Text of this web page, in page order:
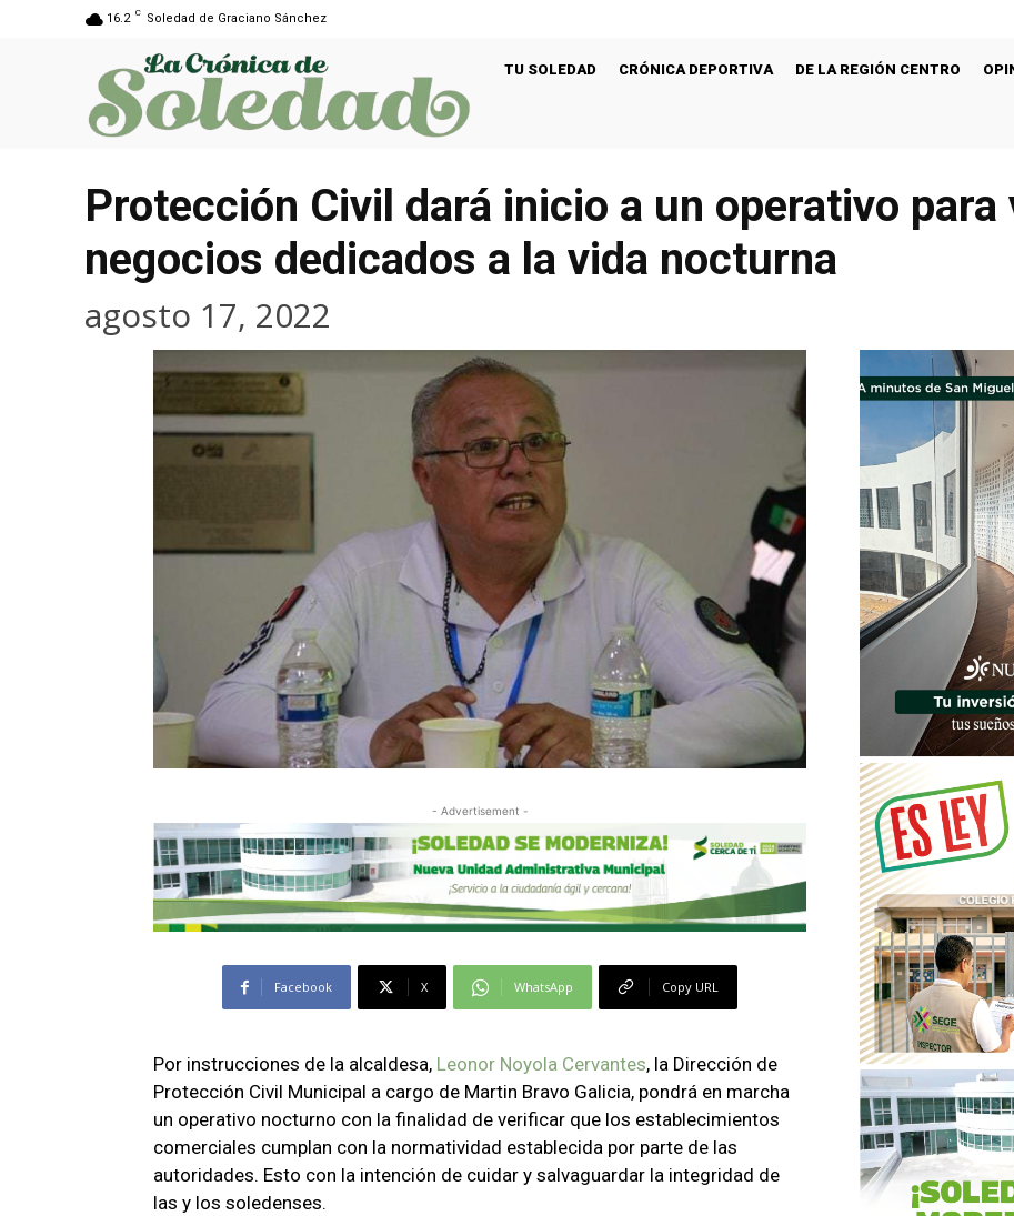
16.2 C Soledad de Graciano Sánchez
TU SOLEDAD CRÓNICA DEPORTIVA DE LA REGIÓN CENTRO
Protección Civil dará inicio a un operativo
negocios dedicados a la vida nocturna
agosto 17, 2022
- Advertisement -
Facebook X WhatsApp Copy URL
Por instrucciones de la alcaldesa, Leonor Noyola Cervantes, la Dirección de
Protección Civil Municipal a cargo de Martin Bravo Galicia, pondrá en marcha
un operativo nocturno con la finalidad de verificar que los establecimientos
comerciales cumplan con la normatividad establecida por parte de las
autoridades. Esto con la intención de cuidar y salvaguardar la integridad de
las y los soledenses.